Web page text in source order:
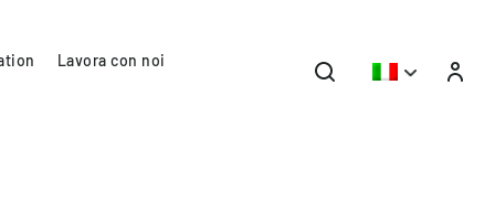
Lavora con noi